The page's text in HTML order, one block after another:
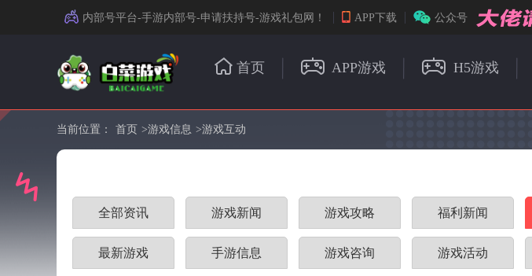
内部号平台-手游内部号-申请扶持号-游戏礼包网！ APP下载 公众号
首页 APP游戏 H5游戏
当前位置： 首页 >游戏信息 >游戏互动
全部资讯 游戏新闻 游戏攻略 福利新闻
最新游戏 手游信息 游戏咨询 游戏活动